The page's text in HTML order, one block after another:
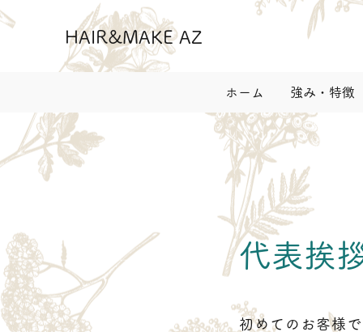
HAIR&MAKE AZ
ホーム 強み・特徴
代表挨
初めてのお客様